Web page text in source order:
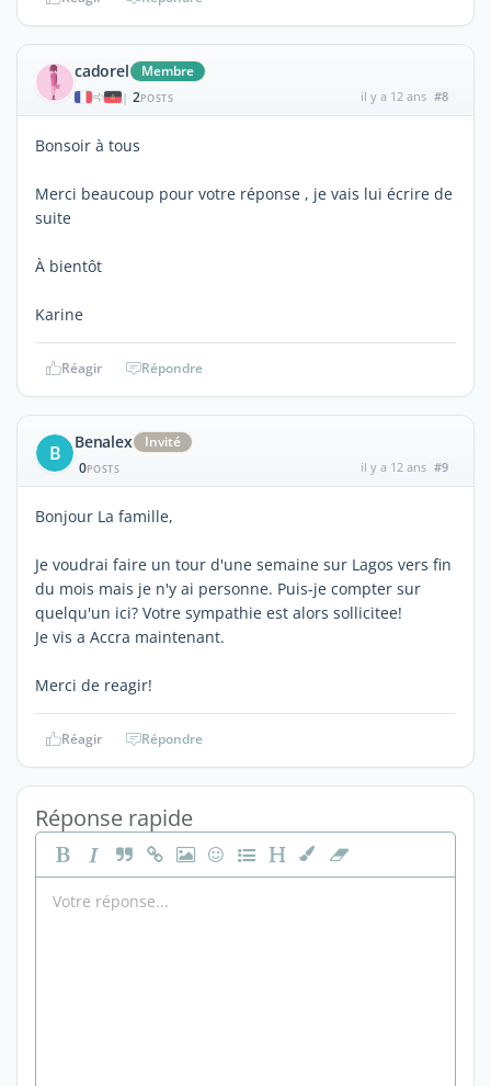
cadorel Membre
| 2POSTS il y a 12 ans #8
Bonsoir à tous
Merci beaucoup pour votre réponse , je vais lui écrire de
suite
À bientôt
Karine
Réagir Répondre
B Benalex
Invité
0POSTS il y a 12 ans #9
Bonjour La famille,
Je voudrai faire un tour d'une semaine sur Lagos vers fin
du mois mais je n'y ai personne. Puis-je compter sur
quelqu'un ici? Votre sympathie est alors sollicitee!
Je vis a Accra maintenant.
Merci de reagir!
Réagir Répondre
Réponse rapide